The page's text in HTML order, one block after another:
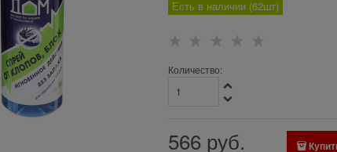
Есть в наличии (62шт)
Количество:
566 руб.